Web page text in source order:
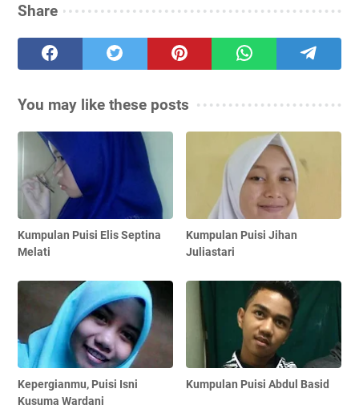
Share
You may like these posts
Kumpulan Puisi Elis Septina
Melati
Kumpulan Puisi Jihan
Juliastari
Kepergianmu, Puisi Isni
Kusuma Wardani
Kumpulan Puisi Abdul Basid